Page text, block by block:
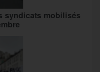
syndicats mobilisés